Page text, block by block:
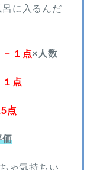
呂に入るんだ
－１点×人数
１点
点
価
ゃ気持ちい